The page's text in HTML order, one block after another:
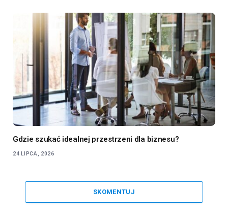
Gdzie szukać idealnej przestrzeni dla biznesu?
24 LIPCA, 2026
SKOMENTUJ